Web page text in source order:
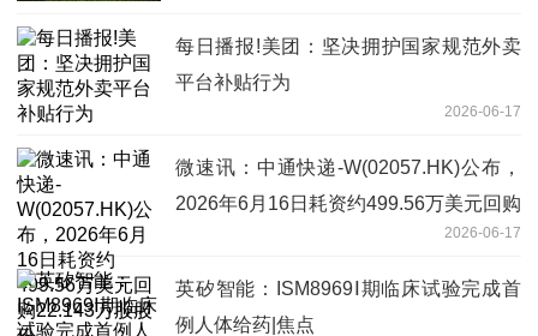
每日播报!美团：坚决拥护国家规范外卖
平台补贴行为
2026-06-17
微速讯：中通快递-W(02057.HK)公布，
2026年6月16日耗资约499.56万美元回购
2026-06-17
英矽智能：ISM8969Ⅰ期临床试验完成首
例人体给药|焦点